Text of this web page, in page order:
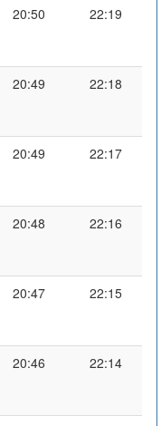
20:50 22:19
20:49 22:18
20:49 22:17
20:48 22:16
20:47 22:15
20:46 22:14